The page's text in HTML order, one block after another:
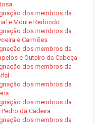
dos membros da
e Monte Redondo
dos membros da
e Carmões
dos membros da
e Outeiro da Cabeça
dos membros da
dos membros da
dos membros da
da Cadeira
dos membros da